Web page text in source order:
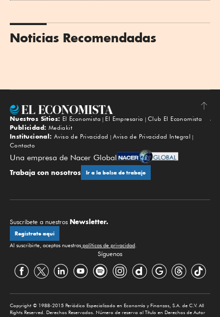
Noticias Recomendadas
Subir
Nuestros Sitios: El Economista El Empresario
Club El Economista
Publicidad: Mediakit
Institucional: Aviso de Privacidad
Aviso de Privacidad Integral
Contacto
Una empresa de Nacer Global
Trabaja con nosotros Ir a la bolsa de trabajo
Suscríbete a nuestros Newsletter.
Regístrate aquí
Al suscribirte, aceptas nuestras políticas de privacidad.
Síguenos
Copyright © 1988-2015 Periódico Especializado en Economía y Finanzas, S.A. de C.V. All
Rights Reserved. Derechos Reservados. Número de reserva al Título en Derechos de Autor